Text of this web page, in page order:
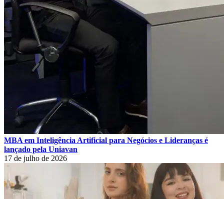
MBA em Inteligência Artificial para Negócios e Lideranças é
lançado pela Uniavan
17 de julho de 2026